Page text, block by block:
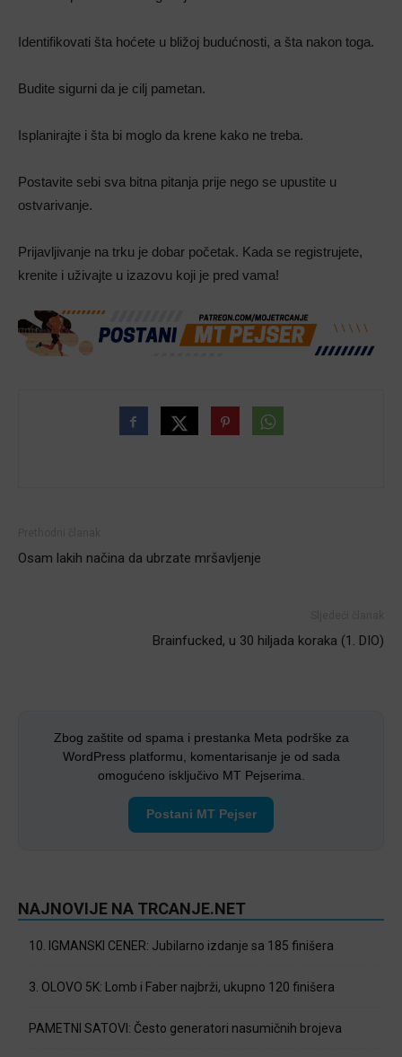
Identifikovati šta hoćete u bližoj budućnosti, a šta nakon toga.
Budite sigurni da je cilj pametan.
Isplanirajte i šta bi moglo da krene kako ne treba.
Postavite sebi sva bitna pitanja prije nego se upustite u
ostvarivanje.
Prijavljivanje na trku je dobar početak. Kada se registrujete,
krenite i uživajte u izazovu koji je pred vama!
Osam lakih načina da ubrzate mršavljenje
Brainfucked, u 30 hiljada koraka (1. DIO)
Zbog zaštite od spama i prestanka Meta podrške za
WordPress platformu, komentarisanje je od sada
omogućeno isključivo MT Pejserima.
Postani MT Pejser
NAJNOVIJE NA TRCANJE.NET
10. IGMANSKI CENER: Jubilarno izdanje sa 185 finišera
3. OLOVO 5K: Lomb i Faber najbrži, ukupno 120 finišera
PAMETNI SATOVI: Često generatori nasumičnih brojeva